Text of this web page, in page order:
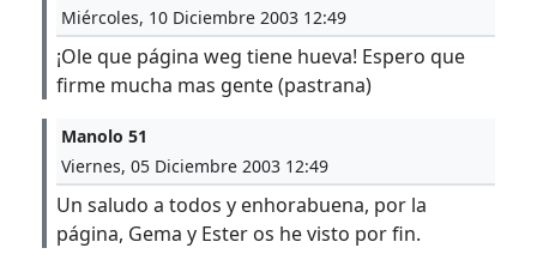
Miércoles, 10 Diciembre 2003 12:49
¡Ole que página weg tiene hueva! Espero que
firme mucha mas gente (pastrana)
Manolo 51
Viernes, 05 Diciembre 2003 12:49
Un saludo a todos y enhorabuena, por la
página, Gema y Ester os he visto por fin.